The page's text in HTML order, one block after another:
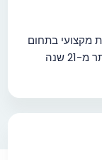
מקצועי בתחום